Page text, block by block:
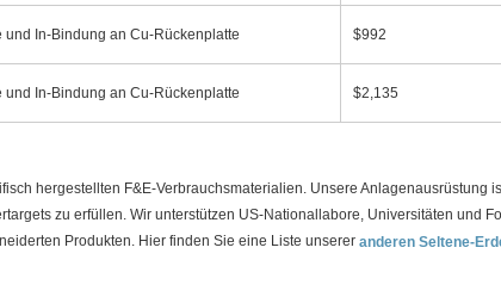
und In-Bindung an Cu-Rückenplatte $992
und In-Bindung an Cu-Rückenplatte $2,135
hergestellten F&E-Verbrauchsmaterialien. Unsere Anlagenausrüstung
zu erfüllen. Wir unterstützen US-Nationallabore, Universitäten und
Produkten. Hier finden Sie eine Liste unserer anderen Seltene-